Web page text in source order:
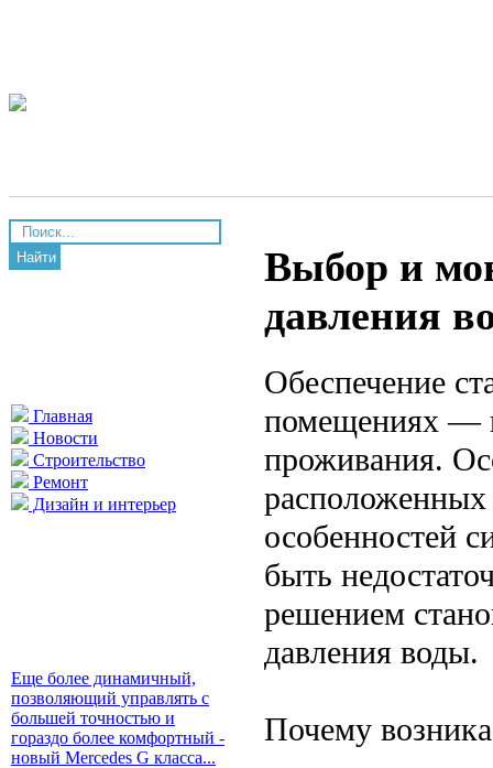
Найти
Главная
Новости
Строительство
Ремонт
Дизайн и интерьер
Еще более динамичный,
позволяющий управлять с
большей точностью и
гораздо более комфортный -
новый Mercedes G класса...
Выбор и
давления
Обеспечение
помещениях —
проживания.
расположенных
особенностей
быть
решением
давления воды.
Почему